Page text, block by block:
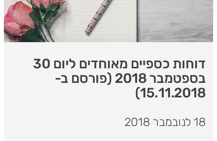
דוחות כספיים מאוחדים ליום 30
בספטמבר 2018 (פורסם ב-
15.11.2018)
18 לנובמבר 2018